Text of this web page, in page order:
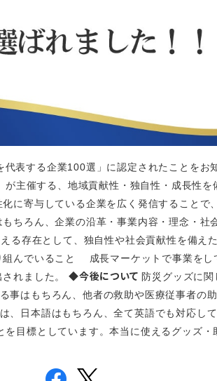
表する企業100選」に認定されたことをお
主催する、地域貢献性・独自性・成長性
に寄与している企業を広く発信することで
ちろん、企業の沿革・事業内容・理念・社
る存在として、独自性や社会貢献性を備
んでいること 成長マーケットで事業を
れました。 ◆今後について 防災グッズに
はもちろん、他者の救助や医療従事者の
日本語はもちろん、全て英語でも対応し
目標としています。本当に使えるグッズ・